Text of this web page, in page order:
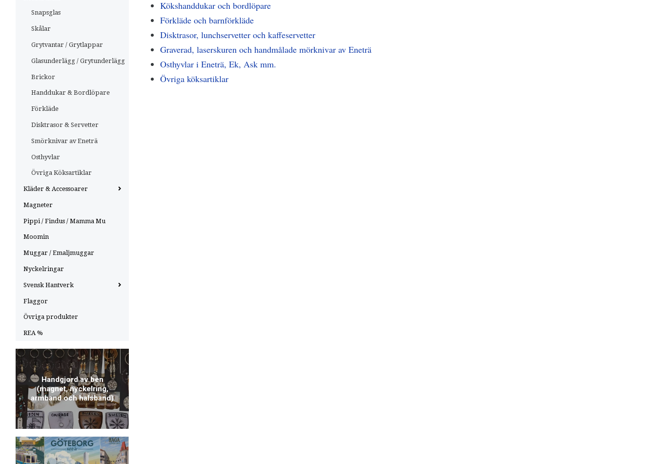
Snapsglas
Skålar
Grytvantar / Grytlappar
Glasunderlägg / Grytunderlägg
Brickor
Handdukar & Bordlöpare
Förkläde
Disktrasor & Servetter
Smörknivar av Eneträ
Osthyvlar
Övriga Köksartiklar
Kläder & Accessoarer
Magneter
Pippi / Findus / Mamma Mu
Moomin
Muggar / Emaljmuggar
Nyckelringar
Svensk Hantverk
Flaggor
Övriga produkter
REA %
Handgjord av ben
(magnet, nyckelring,
armband och halsband)
Kökshanddukar och bordlöpare
Förkläde och barnförkläde
Disktrasor, lunchservetter och kaffeservetter
Graverad, laserskuren och handmålade mörknivar av Eneträ
Osthyvlar i Eneträ, Ek, Ask mm.
Övriga köksartiklar